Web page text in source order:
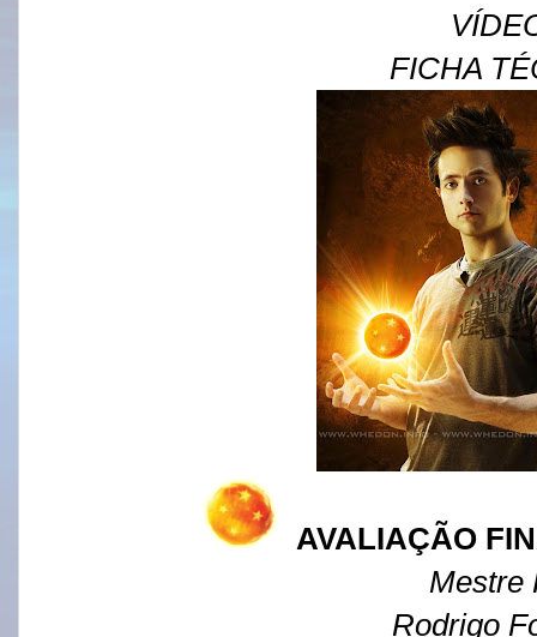
FICHA
AVALIAÇÃO
Mestre
Rodrigo